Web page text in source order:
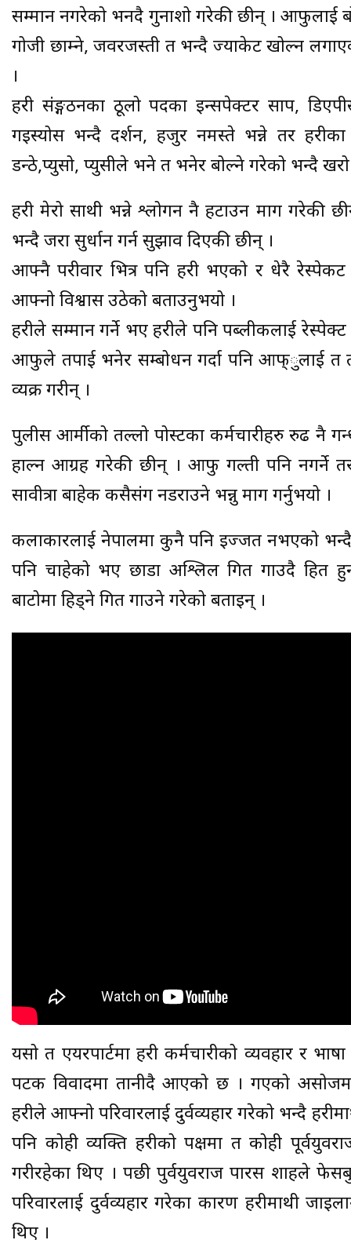
सम्मान नगरेको भनदै गुनाशो गरेकी छीन् । आफुलाई
गोजी छाम्ने, जवरजस्ती त भन्दै ज्याकेट खोल्न
।
प्रहरी संङ्गठनका ठूलो पदका इन्सपेक्टर साप,
गइस्योस भन्दै दर्शन, हजुर नमस्ते भन्ने तर
डन्ठे,प्युसो, प्युसीले भने त भनेर बोल्ने गरेको भन्दै
प्रहरी मेरो साथी भन्ने श्लोगन नै हटाउन माग गरेकी
भन्दै जरा सुर्धान गर्न सुझाव दिएकी छीन् ।
आफ्नै परीवार भित्र पनि प्रहरी भएको र धेरै रेस्पेकट
आफ्नो विश्वास उठेको बताउनुभयो ।
प्रहरीले सम्मान गर्ने भए प्रहरीले पनि पब्लीकलाई रेस्पेक्ट
आफुले तपाई भनेर सम्बोधन गर्दा पनि आफ्ुलाई त
व्यक्र गरीन् ।
पुलीस आर्मीको तल्लो पोस्टका कर्मचारीहरु रुढ नै
हाल्न आग्रह गरेकी छीन् । आफु गल्ती पनि
सावीत्रा बाहेक कसैसंग नडराउने भन्नु माग गर्नुभयो ।
कलाकारलाई नेपालमा कुनै पनि इज्जत नभएको
पनि चाहेको भए छाडा अश्लिल गित गाउदै
बाटोमा हिड्ने गित गाउने गरेको बताइन् ।
यसो त एयरपार्टमा प्रहरी कर्मचारीको व्यवहार र
पटक विवादमा तानीदै आएको छ । गएको
प्रहरीले आफ्नो परिवारलाई दुर्वव्यहार गरेको भन्दै
पनि कोही व्यक्ति प्रहरीको पक्षमा त कोही
गरीरहेका थिए । पछी पुर्वयुवराज पारस शाहले
परिवारलाई दुर्वव्यहार गरेका कारण प्रहरीमाथी
थिए ।